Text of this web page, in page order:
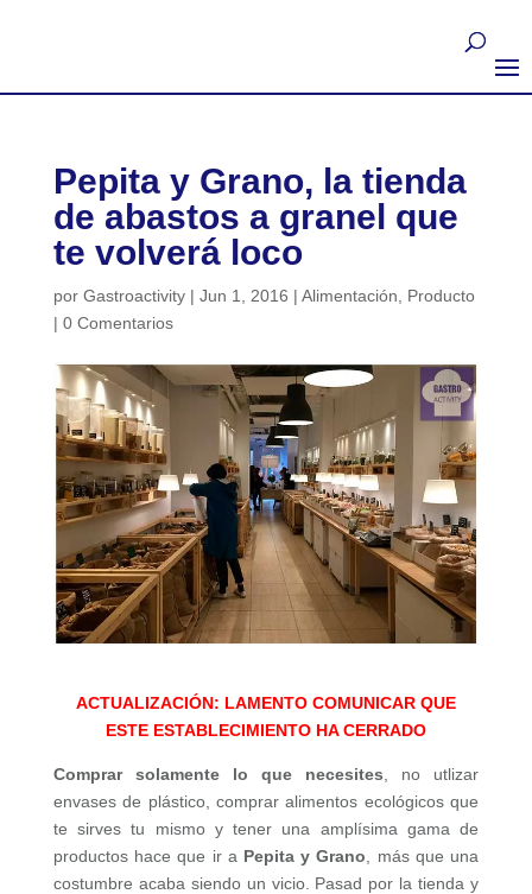
Pepita y Grano, la tienda
de abastos a granel que
te volverá loco
por Gastroactivity| Jun 1, 2016 | Alimentación
Producto
| 0 Comentarios
ACTUALIZACIÓN: LAMENTO COMUNICAR QUE
ESTE ESTABLECIMIENTO HA CERRADO
Comprar solamente lo que necesites , no utlizar
envases de plástico, comprar alimentos ecológicos que
te sirves tu mismo y tener una amplísima gama de
productos hace que ir a Pepita y Grano , más que una
costumbre acaba siendo un vicio. Pasad por la tienda y